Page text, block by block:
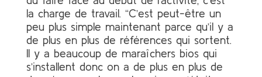
la charge de travail. “C’est peut-être un
peu plus simple maintenant parce qu’il y a
de plus en plus de références qui sortent.
Il y a beaucoup de maraîchers bios qui
s’installent donc on a de plus en plus de